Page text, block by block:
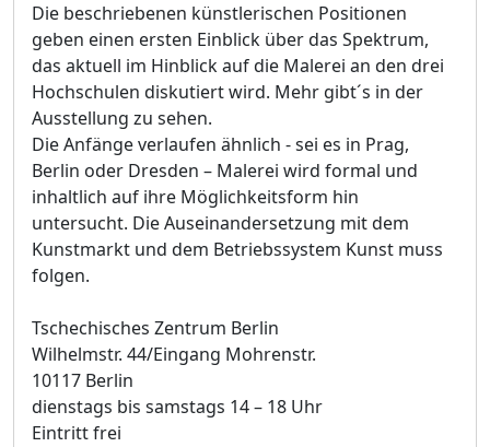
Die beschriebenen künstlerischen Positionen
geben einen ersten Einblick über das Spektrum,
das aktuell im Hinblick auf die Malerei an den drei
Hochschulen diskutiert wird. Mehr gibt´s in der
Ausstellung zu sehen.
Die Anfänge verlaufen ähnlich - sei es in Prag,
Berlin oder Dresden – Malerei wird formal und
inhaltlich auf ihre Möglichkeitsform hin
untersucht. Die Auseinandersetzung mit dem
Kunstmarkt und dem Betriebssystem Kunst muss
folgen.
Tschechisches Zentrum Berlin
Wilhelmstr. 44/Eingang Mohrenstr.
10117 Berlin
dienstags bis samstags 14 – 18 Uhr
Eintritt frei